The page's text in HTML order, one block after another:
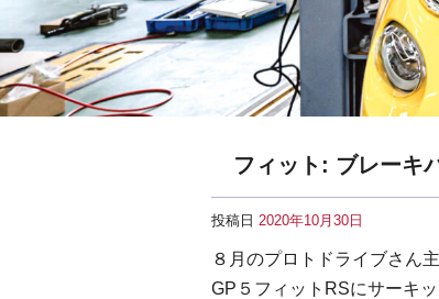
フィット: ブレーキ
投稿日 2020年10月30日
８月のプロトドライブさん
GP５フィットRSにサーキ